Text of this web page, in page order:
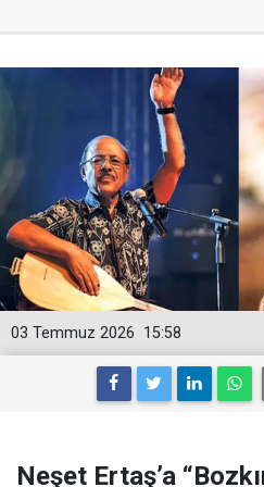
15:58
03 Temmuz 2026
Neşet Ertaş’a